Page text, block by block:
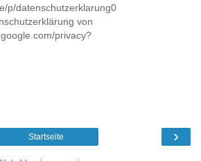
p/datenschutzerklarung0
von
privacy?
›
Startseite